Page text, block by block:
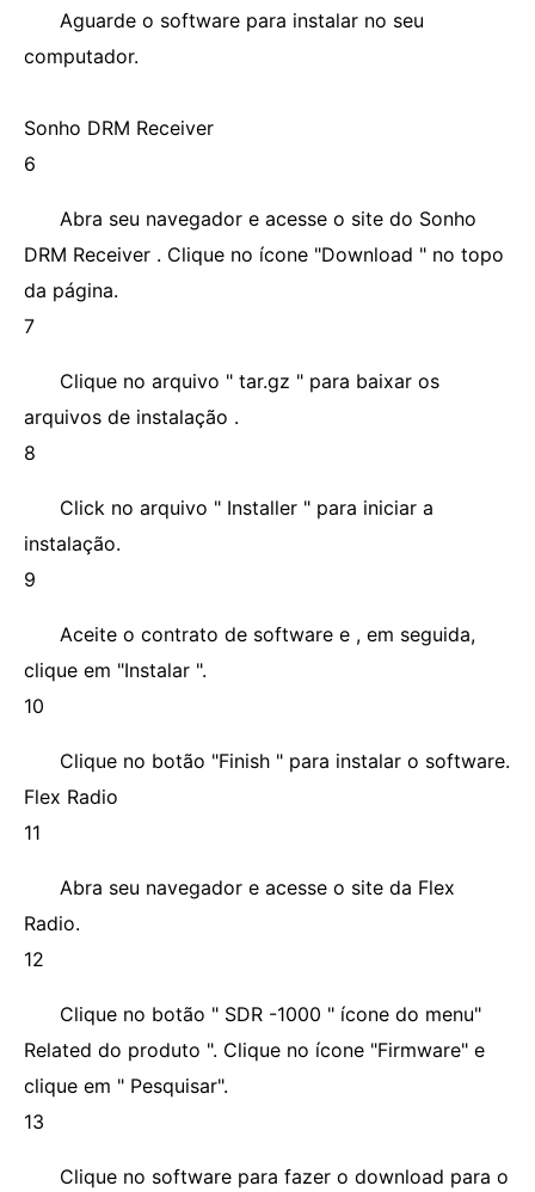
Aguarde o software para instalar no seu
computador.
Sonho DRM Receiver
6
Abra seu navegador e acesse o site do Sonho
DRM Receiver . Clique no ícone "Download " no topo
da página.
7
Clique no arquivo " tar.gz " para baixar os
arquivos de instalação .
8
Click no arquivo " Installer " para iniciar a
instalação.
9
Aceite o contrato de software e , em seguida,
clique em "Instalar ".
10
Clique no botão "Finish " para instalar o software.
Flex Radio
11
Abra seu navegador e acesse o site da Flex
Radio.
12
Clique no botão " SDR -1000 " ícone do menu"
Related do produto ". Clique no ícone "Firmware" e
clique em " Pesquisar".
13
Clique no software para fazer o download para o